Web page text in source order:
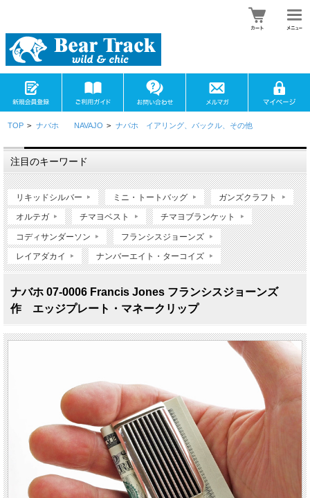
TOP > ナバホ NAVAJO > ナバホ イアリング、バックル、その他
注目のキーワード
リキッドシルバー ミニ・トートバッグ ガンズクラフト
オルテガ チマヨベスト チマヨブランケット
コディサンダーソン フランシスジョーンズ
レイアダカイ ナンバーエイト・ターコイズ
ナバホ 07-0006 Francis Jones フランシスジョーンズ
作 エッジプレート・マネークリップ